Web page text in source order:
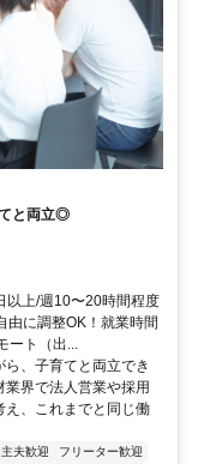
と両立◎
以上/週10〜20時間程度
由に調整OK！就業時間
ート（出...
、子育てと両立でき
界で法人営業や採用
え、これまでと同じ働
夫歓迎
フリーター歓迎